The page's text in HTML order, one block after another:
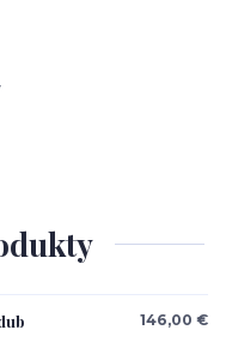
146,00 €